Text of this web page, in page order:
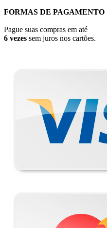
FORMAS DE PAGAMENTO
Pague suas compras em até
6 vezes sem juros nos cartões.